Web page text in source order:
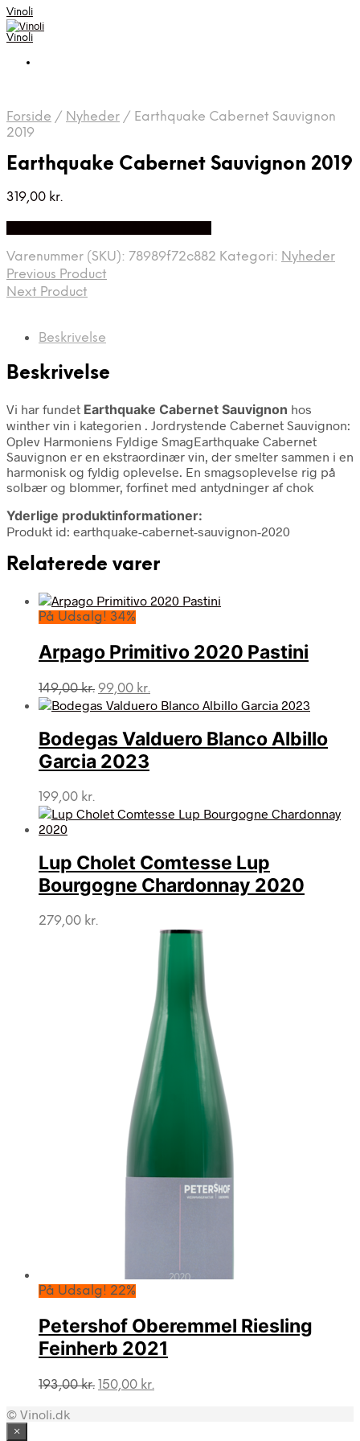
Vinoli
Vinoli
Forside / Nyheder / Earthquake Cabernet Sauvignon
2019
Earthquake Cabernet Sauvignon 2019
319,00 kr.
Varenummer (SKU): 78989f72c882 Kategori: Nyheder
Previous Product
Next Product
Beskrivelse
Beskrivelse
Vi har fundet Earthquake Cabernet Sauvignon hos
winther vin i kategorien . Jordrystende Cabernet Sauvignon:
Oplev Harmoniens Fyldige SmagEarthquake Cabernet
Sauvignon er en ekstraordinær vin, der smelter sammen i en
harmonisk og fyldig oplevelse. En smagsoplevelse rig på
solbær og blommer, forfinet med antydninger af chok
Yderlige produktinformationer:
Produkt id: earthquake-cabernet-sauvignon-2020
Relaterede varer
På Udsalg! 34%
Arpago Primitivo 2020 Pastini
149,00kr. Den
oprindelige
var:
149,00 kr..
99,00 kr.
aktuelle
er:
99,00 kr..
Bodegas Valduero Blanco Albillo
Garcia 2023
199,00 kr.
Lup Cholet Comtesse Lup
Bourgogne Chardonnay 2020
279,00 kr.
På Udsalg! 22%
Petershof Oberemmel Riesling
Feinherb 2021
193,00kr. Den
150,00 kr.
© Vinoli.dk
×